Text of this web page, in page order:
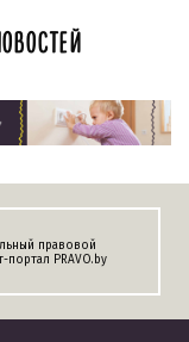
правовой
портал PRAVO.by